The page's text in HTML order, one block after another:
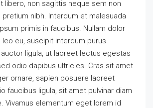
libero, non sagittis neque sem non
pretium nibh. Interdum et malesuada
primis in faucibus. Nullam dolor
eu, suscipit interdum purus.
ligula, ut laoreet lectus egestas
odio dapibus ultricies. Cras sit amet
ornare, sapien posuere laoreet
faucibus ligula, sit amet pulvinar diam
Vivamus elementum eget lorem id